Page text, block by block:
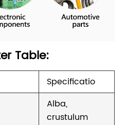
Table:
Specificatio
Alba,
crustulum